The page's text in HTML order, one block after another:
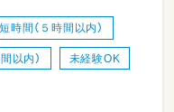
短時間（５時間以内）
以内） 未経験OK